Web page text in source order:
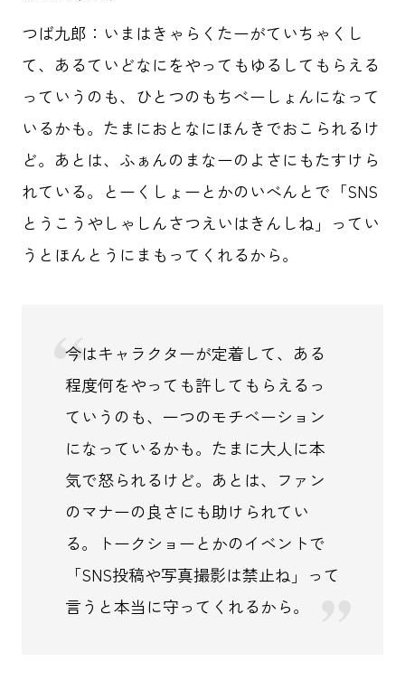
つば九郎：いまはきゃらくたーがていちゃくし
て、あるていどなにをやってもゆるしてもらえる
っていうのも、ひとつのもちべーしょんになって
いるかも。たまにおとなにほんきでおこられるけ
ど。あとは、ふぁんのまなーのよさにもたすけら
れている。とーくしょーとかのいべんとで「SNS
とうこうやしゃしんさつえいはきんしね」ってい
うとほんとうにまもってくれるから。
今はキャラクターが定着して、ある
程度何をやっても許してもらえるっ
ていうのも、一つのモチベーション
になっているかも。たまに大人に本
気で怒られるけど。あとは、ファン
のマナーの良さにも助けられてい
る。トークショーとかのイベントで
「SNS投稿や写真撮影は禁止ね」って
言うと本当に守ってくれるから。